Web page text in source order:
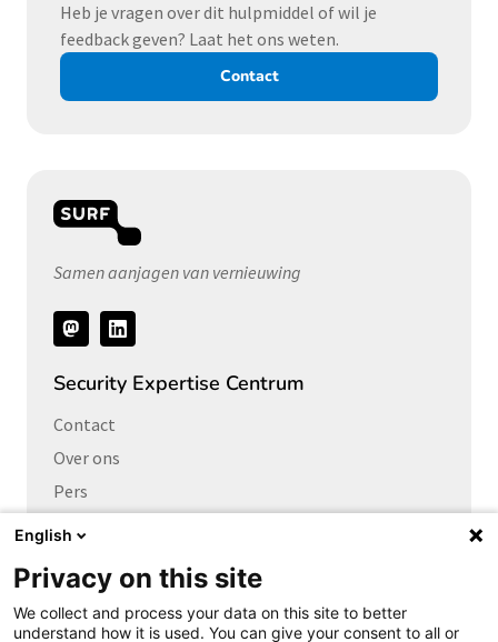
Heb je vragen over dit hulpmiddel of wil je
feedback geven? Laat het ons weten.
Contact
Samen aanjagen van vernieuwing
Volg
ons
Security Expertise Centrum
Contact
Over ons
Pers
Vacatures
Links naar
Cybersecurity Community
English
Privacy on this site
We collect and process your data on this site to better
understand how it is used. You can give your consent to all or